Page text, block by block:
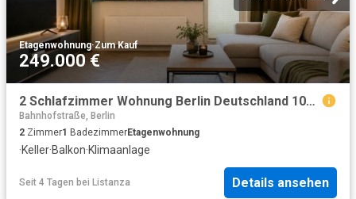
Etagenwohnung·Zum Kauf
249.000 €
2 Schlafzimmer Wohnung Berlin Deutschland 104806185
Bahnhofstraße, Berlin
2 Zimmer1 BadezimmerEtagenwohnung
·Keller·Balkon·Klimaanlage
Seit 4 Tagen bei Listanza Details ansehen